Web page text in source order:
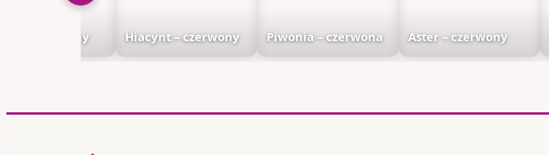
– czerwony Hiacynt – czerwony Piwonia – czerwona Aster – czerwony